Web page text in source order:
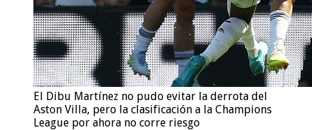
El Dibu Martínez no pudo evitar la derrota del
Aston Villa, pero la clasificación a la Champions
League por ahora no corre riesgo